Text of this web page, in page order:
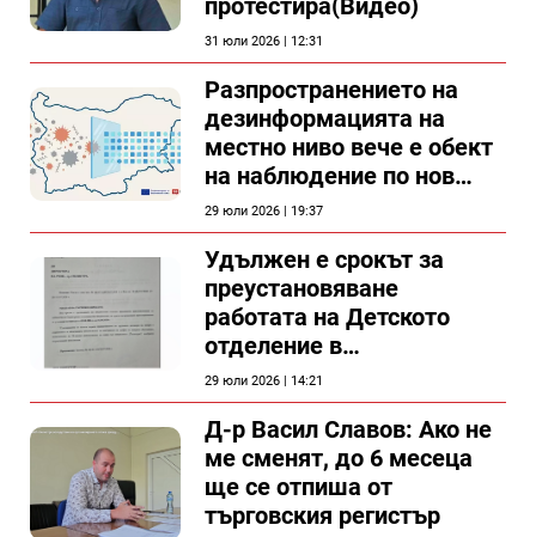
31 юли 2026 | 12:31
Разпространението на
дезинформацията на
местно ниво вече е обект
на наблюдение по нов
проект
29 юли 2026 | 19:37
Удължен е срокът за
преустановяване
работата на Детското
отделение в
силистренската болница
29 юли 2026 | 14:21
Д-р Васил Славов: Ако не
ме сменят, до 6 месеца
ще се отпиша от
търговския регистър